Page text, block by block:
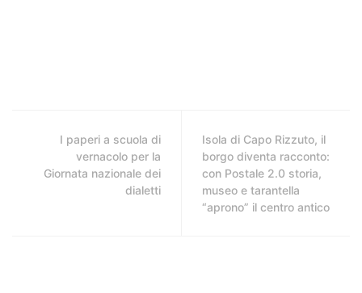
I paperi a scuola di
vernacolo per la
Giornata nazionale dei
dialetti
Isola di Capo Rizzuto, il
borgo diventa racconto:
con Postale 2.0 storia,
museo e tarantella
“aprono” il centro antico